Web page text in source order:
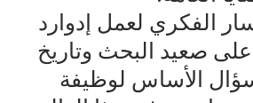
الفكري لعمل إدوارد
على صعيد البحث وتاريخ
الأساس لوظيفة